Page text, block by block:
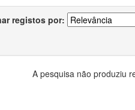
registos por:
A pesquisa não produziu